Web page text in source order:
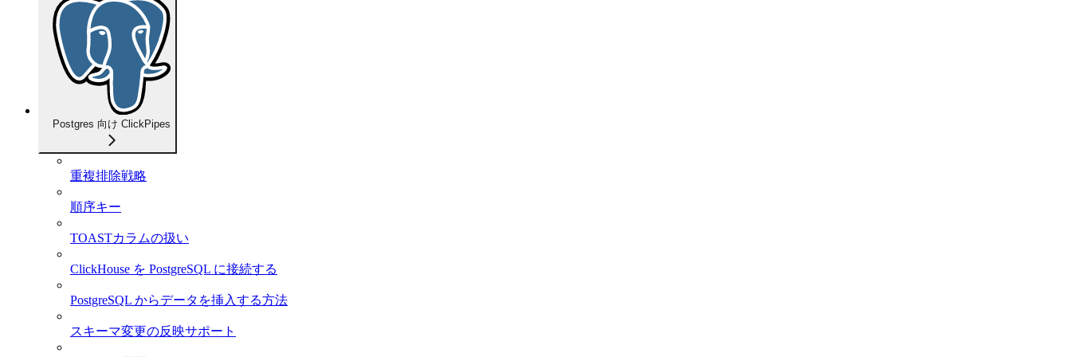
Postgres 向け ClickPipes
重複排除戦略
順序キー
TOASTカラムの扱い
ClickHouse を PostgreSQL に接続する
PostgreSQL からデータを挿入する方法
スキーマ変更の反映サポート